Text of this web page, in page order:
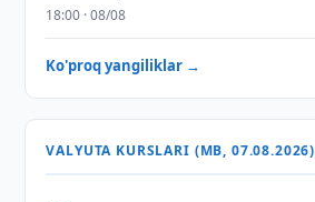
18:00 · 08/08
Ko'proq yangiliklar →
VALYUTA KURSLARI (MB, 07.08.2026)